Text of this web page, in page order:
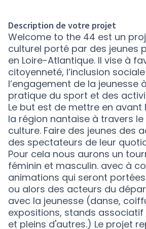
Description de votre projet
Welcome to the 44 est un
culturel porté par des jeunes
en Loire-Atlantique. Il vise à
citoyenneté, l’inclusion
l’engagement de la jeunesse
pratique du sport et des
Le but est de mettre en avant
la région nantaise à travers
culture. Faire des jeunes des
des spectateurs de leur
Pour cela nous aurons un
féminin et masculin. avec à
animations qui seront
ou alors des acteurs du
avec la jeunesse (danse,
expositions, stands associatif
et pleins d'autres.) Le projet